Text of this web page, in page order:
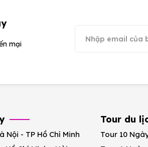
mại
Nội - TP Hồ Chí Minh
Tour du
Tour 10